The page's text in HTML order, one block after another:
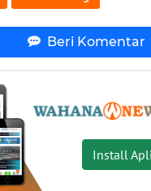
Beri Komentar
Install